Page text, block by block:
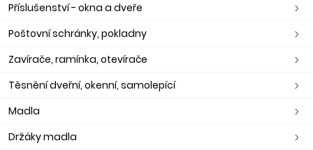
Příslušenství - okna a dveře
Poštovní schránky, pokladny
Zavírače, ramínka, otevírače
Těsnění dveřní, okenní, samolepící
Madla
Držáky madla